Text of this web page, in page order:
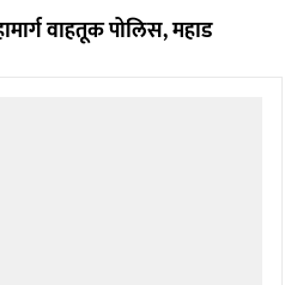
वाहतूक पोलिस, महाड